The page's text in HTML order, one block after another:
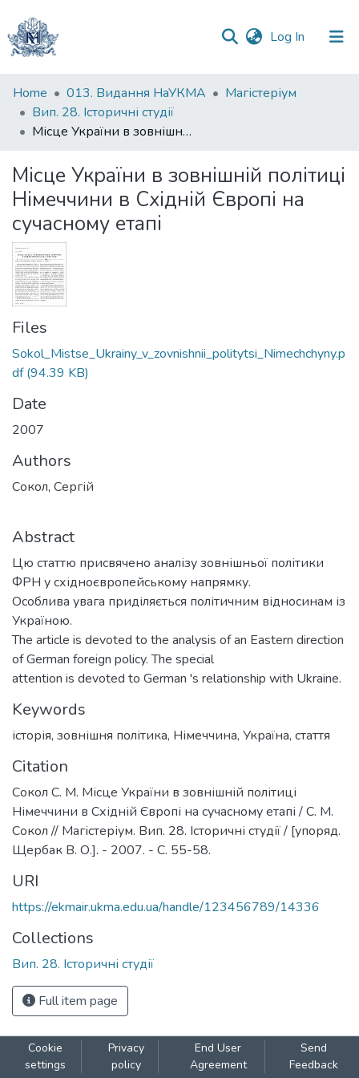
Log In (current)
Communities
&
Collections
Statistics
Home 013. Видання НаУКМА
Магістеріум
Вип. 28. Історичні студії
Місце України в зовнішній політиці Німеччини в Східній Європі на сучасному етапі
Місце України в зовнішній політиці
Німеччини в Східній Європі на
сучасному етапі
Files
Sokol_Mistse_Ukrainy_v_zovnishnii_politytsi_Nimechchyny.p
df(94.39 KB)
Date
2007
Authors
Сокол, Сергій
Abstract
Цю статтю присвячено аналізу зовнішньої політики
ФРН у східноєвропейському напрямку.
Особлива увага приділяється політичним відносинам із
Україною.
The article is devoted to the analysis of an Eastern direction
of German foreign policy. The special
attention is devoted to German 's relationship with Ukraine.
Keywords
історія, зовнішня політика, Німеччина, Україна, стаття
Citation
Сокол С. М. Місце України в зовнішній політиці
Німеччини в Східній Європі на сучасному етапі / С. М.
Сокол // Магістеріум. Вип. 28. Історичні студії / [упоряд.
Щербак В. О.]. - 2007. - С. 55-58.
URI
https://ekmair.ukma.edu.ua/handle/123456789/14336
Collections
Вип. 28. Історичні студії
Full item page
Cookie
settings
Privacy
policy
End User
Agreement
Send
Feedback